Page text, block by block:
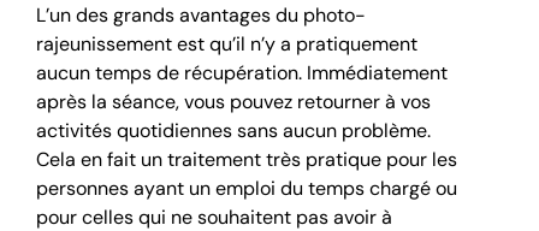
L’un des grands avantages du photo-
rajeunissement est qu’il n’y a pratiquement
aucun temps de récupération. Immédiatement
après la séance, vous pouvez retourner à vos
activités quotidiennes sans aucun problème.
Cela en fait un traitement très pratique pour les
personnes ayant un emploi du temps chargé ou
pour celles qui ne souhaitent pas avoir à